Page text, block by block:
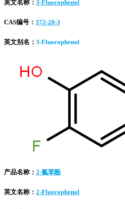
英文名称： 3-Fluorophenol
CAS编号： 372-20-3
英文别名： 3-Fluorophenol
产品名称： 2-氟苯酚
英文名称： 2-Fluorophenol